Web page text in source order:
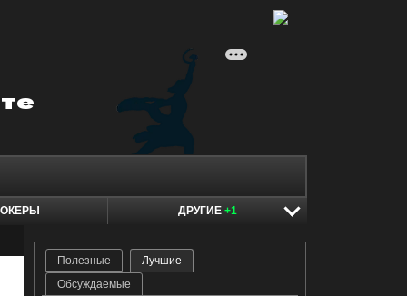
ДРУГИЕ +1
Полезные
Лучшие
Обсуждаемые